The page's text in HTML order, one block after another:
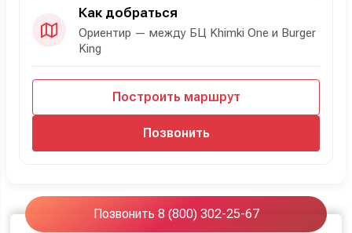
Как добраться
Ориентир — между БЦ Khimki One и Burger
King
Построить маршрут
Позвонить
Позвонить 8 (800) 302-25-67